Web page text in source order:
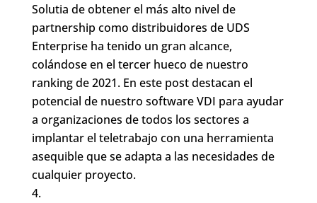
Solutia de obtener el más alto nivel de
partnership como distribuidores de UDS
Enterprise ha tenido un gran alcance,
colándose en el tercer hueco de nuestro
ranking de 2021. En este post destacan el
potencial de nuestro software VDI para ayudar
a organizaciones de todos los sectores a
implantar el teletrabajo con una herramienta
asequible que se adapta a las necesidades de
cualquier proyecto.